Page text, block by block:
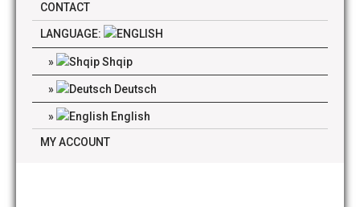
CONTACT
LANGUAGE:
Shqip
Deutsch
English
MY ACCOUNT